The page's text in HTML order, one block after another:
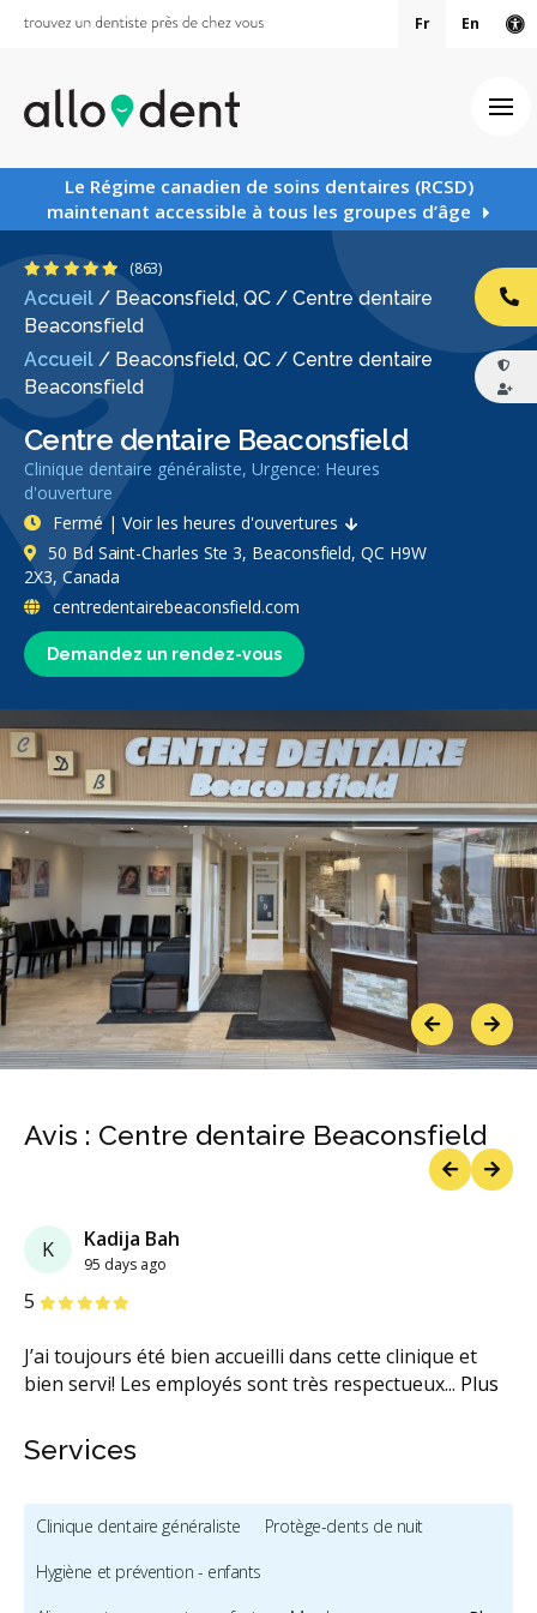
Fr En
Le Régime canadien de soins dentaires (RCSD)
maintenant accessible à tous les groupes d’âge
Accueil / Beaconsfield, QC / Centre dentaire
Beaconsfield
Accueil / Beaconsfield, QC / Centre dentaire
Beaconsfield
Centre dentaire Beaconsfield
Clinique dentaire généraliste, Urgence: Heures
d'ouverture
4.9 étoiles
(863)
Demandez un rendez-vous
Fermé | Voir les heures d'ouvertures
50 Bd Saint-Charles Ste 3, Beaconsfield, QC H9W
2X3, Canada
centredentairebeaconsfield.com
PreviousNext
Avis : Centre dentaire Beaconsfield
K Kadija Bah
95 days ago
5 étoiles
J’ai toujours été bien accueilli dans cette clinique et
bien servi! Les employés sont très respectueux... Plus
étoiles
étoiles
étoiles
étoiles
Services
Clinique dentaire généraliste
Protège-dents de nuit
Hygiène et prévention - enfants